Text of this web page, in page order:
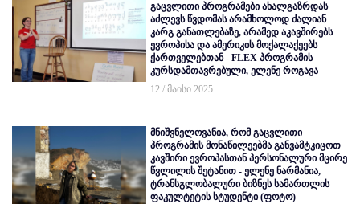
გაცვლითი პროგრამები ახალგაზრდას
აძლევს წვდომას არამხოლოდ ძალიან
კარგ განათლებაზე, არამედ აკავშირებს
ევროპისა და ამერიკის მოქალაქეებს
ქართველებთან - FLEX პროგრამის
კურსდამთავრებული, ელენე როგავა
12 / მაისი 2025
მნიშვნელოვანია, რომ გაცვლითი
პროგრამის მონაწილეებმა განვამტკიცოთ
კავშირი ევროპასთან პერსონალური მცირე
წვლილის შეტანით - ელენე ნარმანია,
ტრანსგლობალური ბიზნეს სამართლის
ფაკულტეტის სტუდენტი (ფოტო)